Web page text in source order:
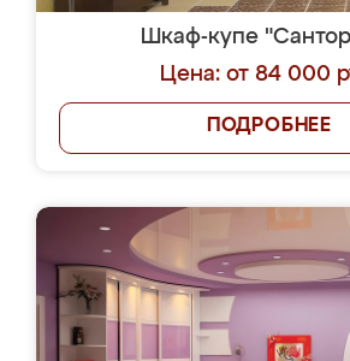
Шкаф-купе
Цена: от 84 000
ПОДРОБНЕЕ